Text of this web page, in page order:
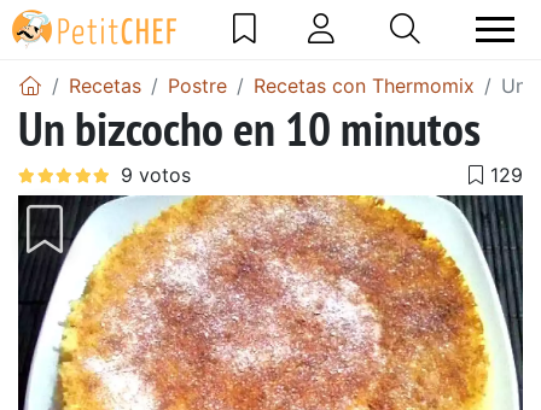
Recetas Postre Recetas con Thermomix Un
Un bizcocho en 10 minutos